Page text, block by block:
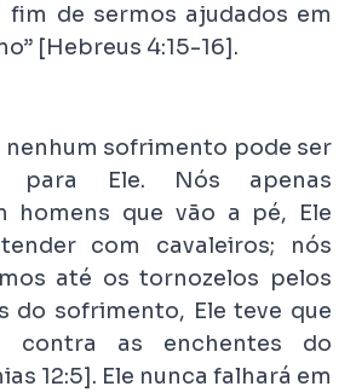
fim de sermos ajudados em
[Hebreus 4:15-16].
nenhum sofrimento pode ser
para Ele. Nós apenas
homens que vão a pé, Ele
com cavaleiros; nós
até os tornozelos pelos
do sofrimento, Ele teve que
contra as enchentes do
12:5]. Ele nunca falhará em